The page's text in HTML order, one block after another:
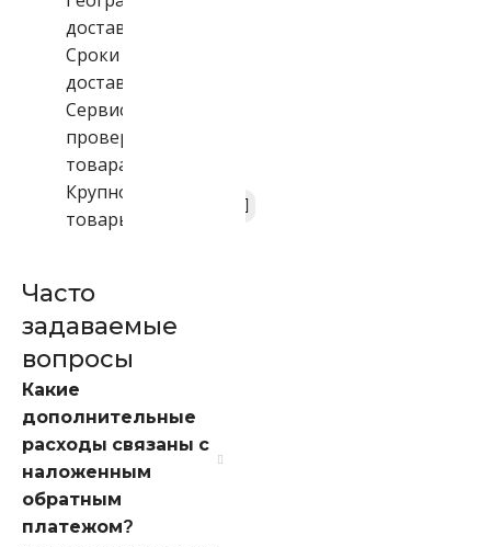
доставки
Сроки
доставки
Сервис и
проверка
товара
Крупногабаритные
товары
Часто
задаваемые
вопросы
Какие
дополнительные
расходы связаны с
наложенным
обратным
платежом?